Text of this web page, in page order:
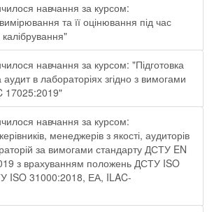
навчання за курсом:
та її оцінювання під час
навчання за курсом: "Підготовка
аудит в лабораторіях згідно з вимогами
17025:2019"
навчання за курсом:
менеджерів з якості, аудиторів
за вимогами стандарту ДСТУ EN
з врахуванням положень ДСТУ ISO
ISO 31000:2018, ЕА, ILAC-